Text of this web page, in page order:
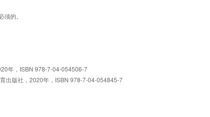
的。
年，ISBN 978-7-04-054506-7
出版社，2020年，ISBN 978-7-04-054845-7